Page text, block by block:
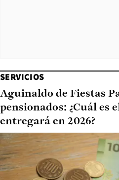
SERVICIOS
Aguinaldo de Fiestas
pensionados: ¿Cuál es
entregará en 2026?